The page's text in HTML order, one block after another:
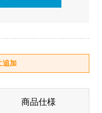
商品仕様